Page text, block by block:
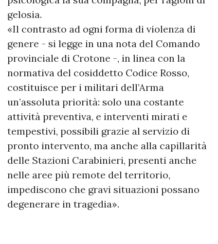
gelosia.
«Il contrasto ad ogni forma di violenza di
genere - si legge in una nota del Comando
provinciale di Crotone -, in linea con la
normativa del cosiddetto Codice Rosso,
costituisce per i militari dell’Arma
un’assoluta priorità: solo una costante
attività preventiva, e interventi mirati e
tempestivi, possibili grazie al servizio di
pronto intervento, ma anche alla capillarità
delle Stazioni Carabinieri, presenti anche
nelle aree più remote del territorio,
impediscono che gravi situazioni possano
degenerare in tragedia».